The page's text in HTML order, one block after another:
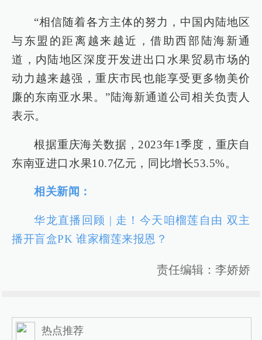
“相信随着各方主体的努力，中国内陆地区
与东盟的距离越来越近，借助西部陆海新通
道，内陆地区深度开发进出口水果贸易市场的
动力越来越强，重庆市民也能享受更多物美价
廉的东南亚水果。”陆海新通道公司相关负责人
表示。
根据重庆海关数据，2023年1季度，重庆自
东南亚进口水果10.7亿元，同比增长53.5%。
相关新闻：
华龙直播回顾 | 走！今天咱榴莲自由 双主
播开盲盒PK 谁家榴莲来报恩？
责任编辑：李娇娇
热点推荐